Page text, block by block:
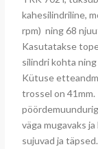
kahesilindriline,
rpm) ning 68
Kasutatakse
silindri kohta
Kütuse
trossel on 41mm.
väga mugavaks
sujuvad ja